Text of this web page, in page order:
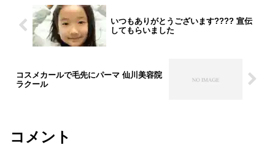
いつもありがとうございます???? 宣伝
してもらいました
コスメカールで毛先にパーマ 仙川美容院
ラクール
コメント